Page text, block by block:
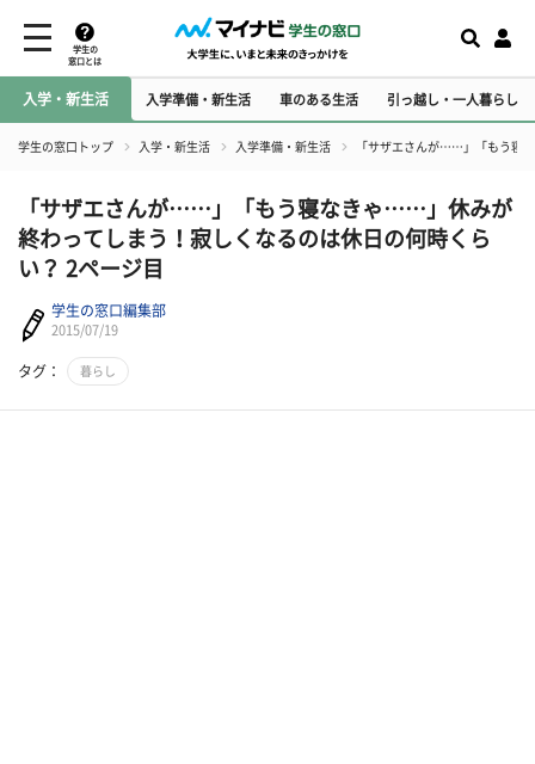
学生の
窓口とは
入学・新生活 入学準備・新生活 車のある生活 引っ越し・一人暮らし
学生の窓口トップ 入学・新生活 入学準備・新生活 「サザエさんが……」「もう寝
「サザエさんが……」「もう寝なきゃ……」休みが
終わってしまう！寂しくなるのは休日の何時くら
い？ 2ページ目
学生の窓口編集部
2015/07/19
タグ： 暮らし